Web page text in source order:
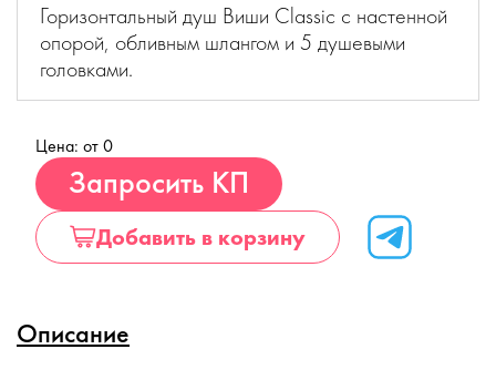
Горизонтальный душ Виши Classic c настенной
опорой, обливным шлангом и 5 душевыми
головками.
Цена: от 0
Запросить КП
Добавить в корзину
Описание